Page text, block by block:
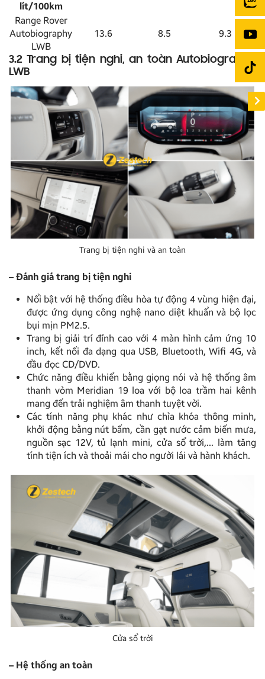
lít/100km
Range Rover
Autobiography
LWB
13.6 8.5 9.3
3.2 Trang bị tiện nghi, an toàn Autobiography
LWB
Trang bị tiện nghi và an toàn
– Đánh giá trang bị tiện nghi
Nổi bật với hệ thống điều hòa tự động 4 vùng hiện đại,
được ứng dụng công nghệ nano diệt khuẩn và bộ lọc
bụi mịn PM2.5.
Trang bị giải trí đỉnh cao với 4 màn hình cảm ứng 10
inch, kết nối đa dạng qua USB, Bluetooth, Wifi 4G, và
đầu đọc CD/DVD.
Chức năng điều khiển bằng giọng nói và hệ thống âm
thanh vòm Meridian 19 loa với bộ loa trầm hai kênh
mang đến trải nghiệm âm thanh tuyệt vời.
Các tính năng phụ khác như chìa khóa thông minh,
khởi động bằng nút bấm, cần gạt nước cảm biến mưa,
nguồn sạc 12V, tủ lạnh mini, cửa sổ trời,… làm tăng
tính tiện ích và thoải mái cho người lái và hành khách.
Cửa sổ trời
– Hệ thống an toàn